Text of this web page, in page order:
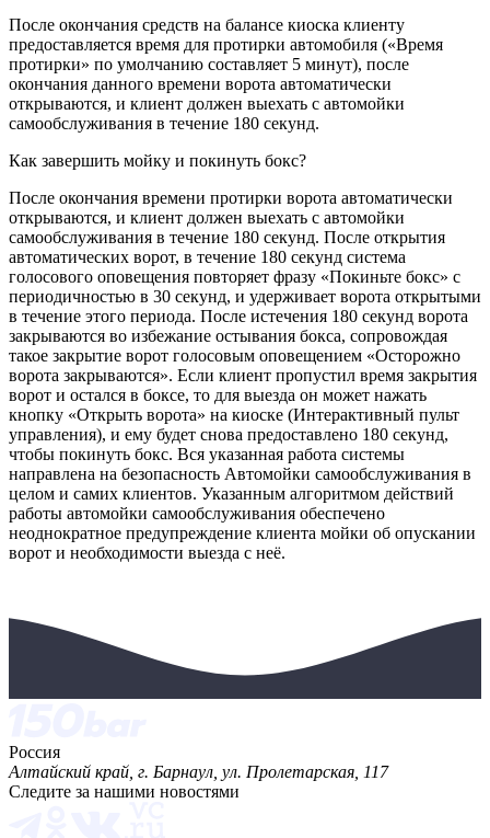
После окончания средств на балансе киоска клиенту
предоставляется время для протирки автомобиля («Время
протирки» по умолчанию составляет 5 минут), после
окончания данного времени ворота автоматически
открываются, и клиент должен выехать с автомойки
самообслуживания в течение 180 секунд.
Как завершить мойку и покинуть бокс?
После окончания времени протирки ворота автоматически
открываются, и клиент должен выехать с автомойки
самообслуживания в течение 180 секунд. После открытия
автоматических ворот, в течение 180 секунд система
голосового оповещения повторяет фразу «Покиньте бокс» с
периодичностью в 30 секунд, и удерживает ворота открытыми
в течение этого периода. После истечения 180 секунд ворота
закрываются во избежание остывания бокса, сопровождая
такое закрытие ворот голосовым оповещением «Осторожно
ворота закрываются». Если клиент пропустил время закрытия
ворот и остался в боксе, то для выезда он может нажать
кнопку «Открыть ворота» на киоске (Интерактивный пульт
управления), и ему будет снова предоставлено 180 секунд,
чтобы покинуть бокс. Вся указанная работа системы
направлена на безопасность Автомойки самообслуживания в
целом и самих клиентов. Указанным алгоритмом действий
работы автомойки самообслуживания обеспечено
неоднократное предупреждение клиента мойки об опускании
ворот и необходимости выезда с неё.
Россия
Алтайский край, г. Барнаул, ул. Пролетарская, 117
Следите за нашими новостями